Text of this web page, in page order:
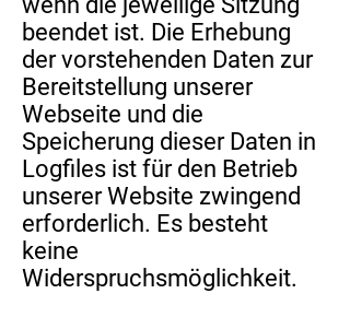
beendet ist. Die Erhebung
der vorstehenden Daten zur
Bereitstellung unserer
Webseite und die
Speicherung dieser Daten in
Logfiles ist für den Betrieb
unserer Website zwingend
erforderlich. Es besteht
keine
Widerspruchsmöglichkeit.